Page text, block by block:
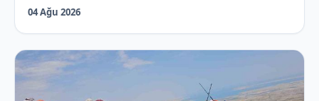
04 Ağu 2026